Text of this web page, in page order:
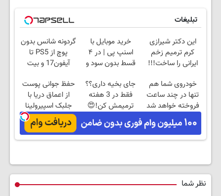
تبلیغات
این دکتر شیرازی
کرم ترمیم زخم
ایرانی را ساخت!!!
خرید موبایل با
اسنپ پی | در ۴
قسط بدون سود و
گردونه شانس بدون
پوچ از PS5 تا
آیفون17 و بیت
خودروی شما هم
تنها در چند ساعت
فروخته خواهد شد
جای بخیه داری؟؟
فقط در 3 هفته
ترمیمش کن!😍
حفظ جوانی پوست
از اعماق دریا با
جلبک اسپیرولینا
نظر شما